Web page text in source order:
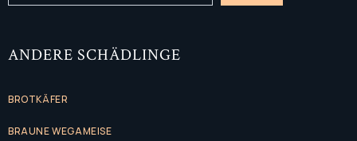
ANDERE SCHÄDLINGE
BROTKÄFER
BRAUNE WEGAMEISE